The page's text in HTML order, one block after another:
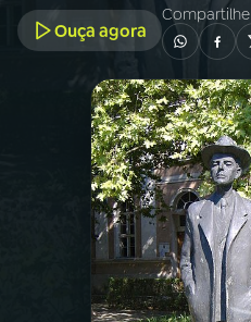
A RÁDIO
PROGRAMAÇÃO
PROGRAMAS
PODCASTS
VIDEOCASTS
Ouça agora
Compartilhe